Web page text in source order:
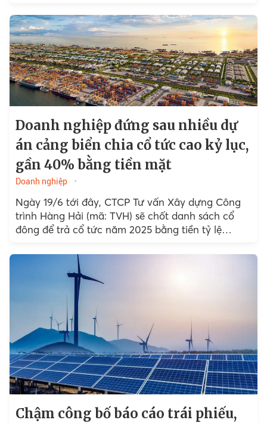
Doanh nghiệp đứng sau nhiều dự
án cảng biển chia cổ tức cao kỷ lục,
gần 40% bằng tiền mặt
Doanh nghiệp
Ngày 19/6 tới đây, CTCP Tư vấn Xây dựng Công
trình Hàng Hải (mã: TVH) sẽ chốt danh sách cổ
đông để trả cổ tức năm 2025 bằng tiền tỷ lệ
Chậm công bố báo cáo trái phiếu,